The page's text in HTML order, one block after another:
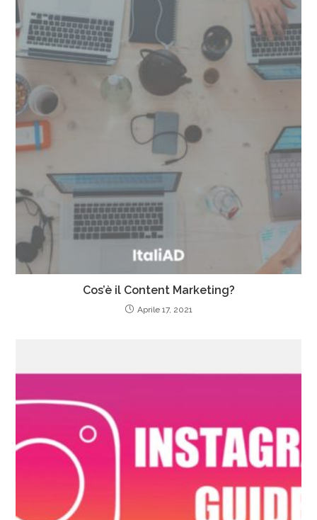
Cos’è il Content Marketing?
Aprile 17, 2021